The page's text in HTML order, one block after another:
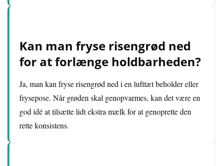
Kan man fryse risengrød ned
for at forlænge holdbarheden?
Ja, man kan fryse risengrød ned i en lufttæt beholder eller
frysepose. Når grøden skal genopvarmes, kan det være en
god idé at tilsætte lidt ekstra mælk for at genoprette den
rette konsistens.